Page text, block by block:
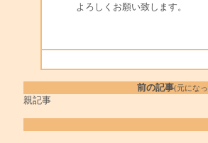
よろしくお願い致します。
前の記事(元にな
親記事